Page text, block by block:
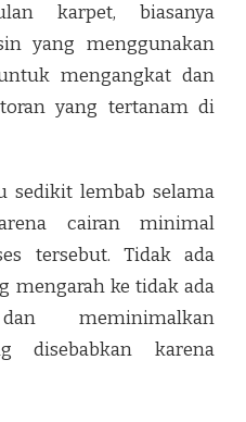
karpet, biasanya
yang menggunakan
mengangkat dan
yang tertanam di
sedikit lembab selama
cairan minimal
tersebut. Tidak ada
mengarah ke tidak ada
meminimalkan
disebabkan karena